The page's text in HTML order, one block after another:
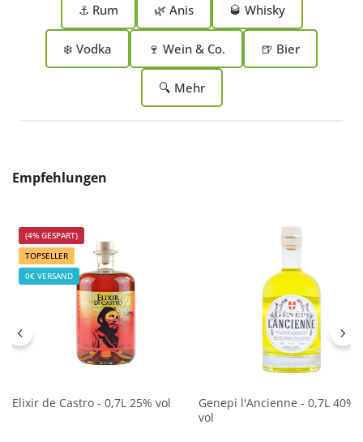
⚓ Rum 🌿 Anis 🥃 Whisky
❄️ Vodka 🍷 Wein & Co. 🍺 Bier
🔍 Mehr
Produktgalerie überspringen
Empfehlungen
(4% GESPART)
TOPSELLER
0€ VERSAND
Elixir de Castro - 0,7L 25% vol
Genepi l'Ancienne - 0,7L 40%
vol